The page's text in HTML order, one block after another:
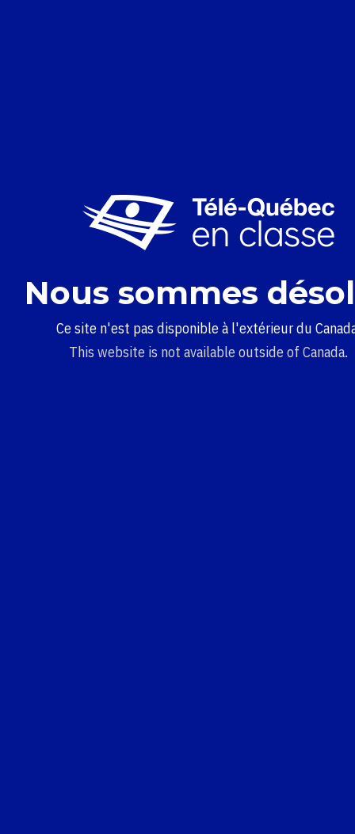
Nous sommes
Ce site n'est pas disponible à l'extérieur du
This website is not available outside of Canada.